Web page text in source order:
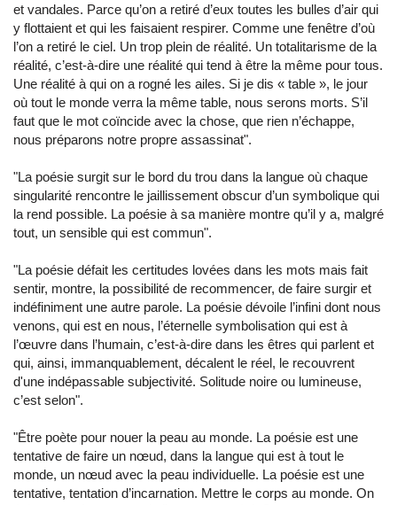
et vandales. Parce qu’on a retiré d’eux toutes les bulles d’air qui
y flottaient et qui les faisaient respirer. Comme une fenêtre d’où
l’on a retiré le ciel. Un trop plein de réalité. Un totalitarisme de la
réalité, c’est-à-dire une réalité qui tend à être la même pour tous.
Une réalité à qui on a rogné les ailes. Si je dis « table », le jour
où tout le monde verra la même table, nous serons morts. S’il
faut que le mot coïncide avec la chose, que rien n’échappe,
nous préparons notre propre assassinat".
"La poésie surgit sur le bord du trou dans la langue où chaque
singularité rencontre le jaillissement obscur d’un symbolique qui
la rend possible. La poésie à sa manière montre qu’il y a, malgré
tout, un sensible qui est commun".
"La poésie défait les certitudes lovées dans les mots mais fait
sentir, montre, la possibilité de recommencer, de faire surgir et
indéfiniment une autre parole. La poésie dévoile l’infini dont nous
venons, qui est en nous, l’éternelle symbolisation qui est à
l’œuvre dans l’humain, c’est-à-dire dans les êtres qui parlent et
qui, ainsi, immanquablement, décalent le réel, le recouvrent
d'une indépassable subjectivité. Solitude noire ou lumineuse,
c’est selon".
"Être poète pour nouer la peau au monde. La poésie est une
tentative de faire un nœud, dans la langue qui est à tout le
monde, un nœud avec la peau individuelle. La poésie est une
tentative, tentation d’incarnation. Mettre le corps au monde. On